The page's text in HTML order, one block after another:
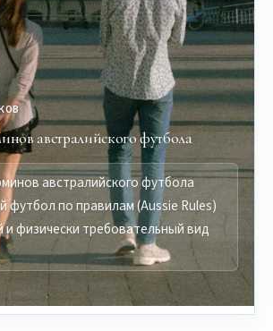
австралийского футбола
австралийского футбола
футбол по правилам (Aussie Rules)
физически требовательный вид